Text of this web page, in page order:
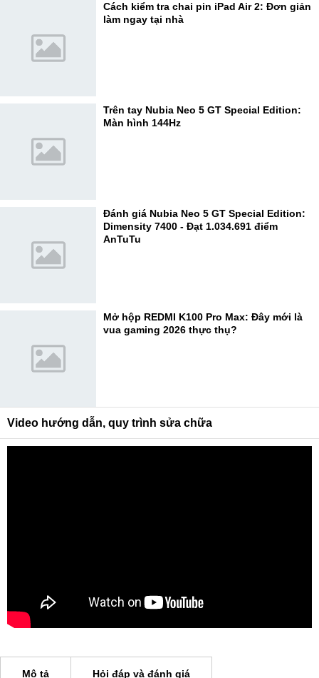
Cách kiểm tra chai pin iPad Air 2: Đơn giản
làm ngay tại nhà
Trên tay Nubia Neo 5 GT Special Edition:
Màn hình 144Hz
Đánh giá Nubia Neo 5 GT Special Edition:
Dimensity 7400 - Đạt 1.034.691 điểm
AnTuTu
Mở hộp REDMI K100 Pro Max: Đây mới là
vua gaming 2026 thực thụ?
Video hướng dẫn, quy trình sửa chữa
Mô tả Hỏi đáp và đánh giá